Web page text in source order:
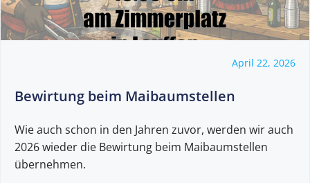
April 22, 2026
Bewirtung beim Maibaumstellen
Wie auch schon in den Jahren zuvor, werden wir auch
2026 wieder die Bewirtung beim Maibaumstellen
übernehmen.